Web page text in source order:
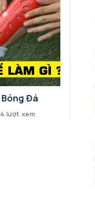
Đá
lượt xem